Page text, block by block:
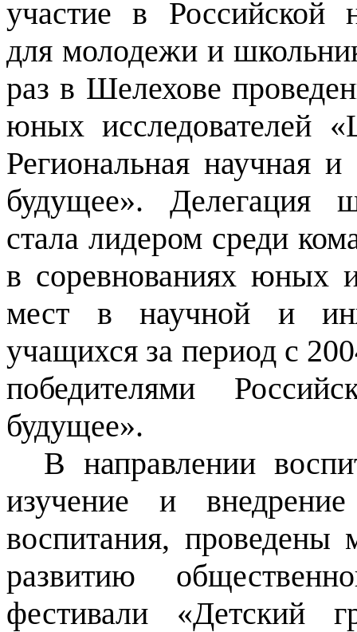
участие в Российской
для молодежи и
раз в Шелехове
юных
Региональная научная
будущее». Делегация
стала лидером среди
в соревнованиях юных
мест в научной и
учащихся за период с
победителями
будущее».
В направлении
изучение и
воспитания, проведены
развитию
фестивали «Детский